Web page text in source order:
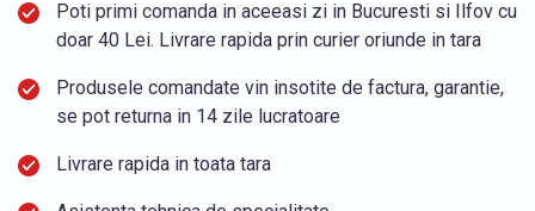
Poti primi comanda in aceeasi zi in Bucuresti si Ilfov cu
doar 40 Lei. Livrare rapida prin curier oriunde in tara
Produsele comandate vin insotite de factura, garantie,
se pot returna in 14 zile lucratoare
Livrare rapida in toata tara